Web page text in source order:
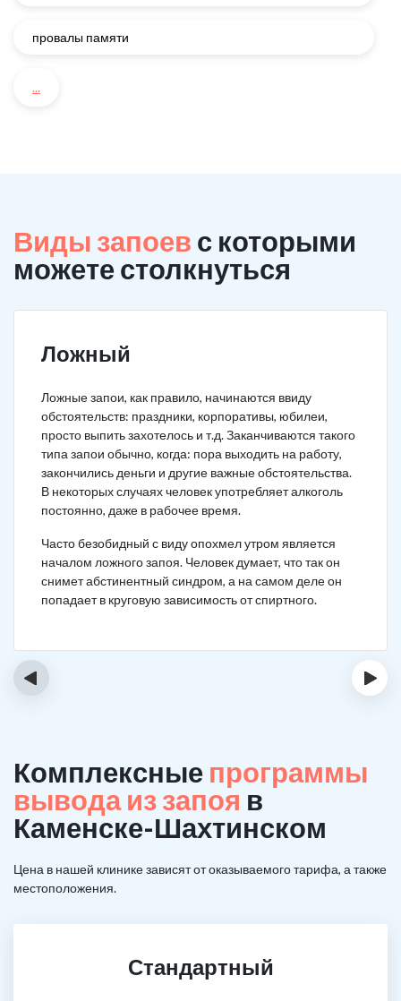
провалы памяти
...
Виды запоев с которыми
можете столкнуться
Ложный
Ложные запои, как правило, начинаются ввиду
обстоятельств: праздники, корпоративы, юбилеи,
просто выпить захотелось и т.д. Заканчиваются такого
типа запои обычно, когда: пора выходить на работу,
закончились деньги и другие важные обстоятельства.
В некоторых случаях человек употребляет алкоголь
постоянно, даже в рабочее время.
Часто безобидный с виду опохмел утром является
началом ложного запоя. Человек думает, что так он
снимет абстинентный синдром, а на самом деле он
попадает в круговую зависимость от спиртного.
‹ ›
Комплексные программы
вывода из запоя в
Каменске-Шахтинском
Цена в нашей клинике зависят от оказываемого тарифа, а также
местоположения.
Стандартный